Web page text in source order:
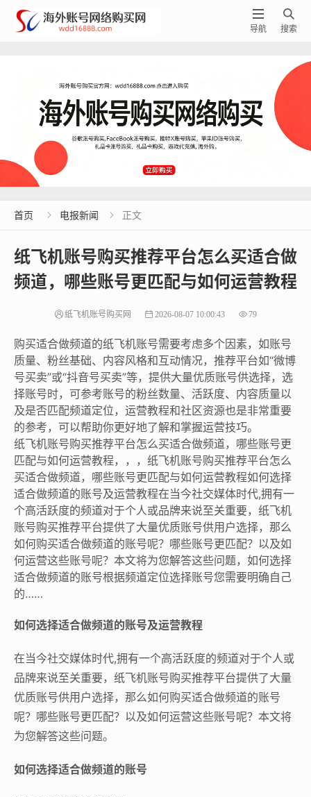

搜索

导航
首页  电报新闻  正文
纸飞机账号购买推荐平台怎么买适合做
频道，哪些账号更匹配与如何运营教程
纸飞机账号购买网 2026-08-07 10:00:43 79
购买适合做频道的纸飞机账号需要考虑多个因素，如账号
质量、粉丝基础、内容风格和互动情况，推荐平台如“微博
号买卖”或“抖音号买卖”等，提供大量优质账号供选择，选
择账号时，可参考账号的粉丝数量、活跃度、内容质量以
及是否匹配频道定位，运营教程和社区资源也是非常重要
的参考，可以帮助你更好地了解和掌握运营技巧。
纸飞机账号购买推荐平台怎么买适合做频道，哪些账号更
匹配与如何运营教程，，，纸飞机账号购买推荐平台怎么
买适合做频道，哪些账号更匹配与如何运营教程如何选择
适合做频道的账号及运营教程在当今社交媒体时代,拥有一
个高活跃度的频道对于个人或品牌来说至关重要，纸飞机
账号购买推荐平台提供了大量优质账号供用户选择，那么
如何购买适合做频道的账号呢？哪些账号更匹配？以及如
何运营这些账号呢？本文将为您解答这些问题，如何选择
适合做频道的账号根据频道定位选择账号您需要明确自己
的……
如何选择适合做频道的账号及运营教程
在当今社交媒体时代,拥有一个高活跃度的频道对于个人或
品牌来说至关重要，纸飞机账号购买推荐平台提供了大量
优质账号供用户选择，那么如何购买适合做频道的账号
呢？哪些账号更匹配？以及如何运营这些账号呢？本文将
为您解答这些问题。
如何选择适合做频道的账号